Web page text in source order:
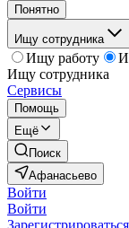
Понятно
Ищу сотрудника
Ищу работу
Ищу сотрудника
Сервисы
Помощь
Ещё
Поиск
Афанасьево
Войти
Войти
Зарегистрироваться